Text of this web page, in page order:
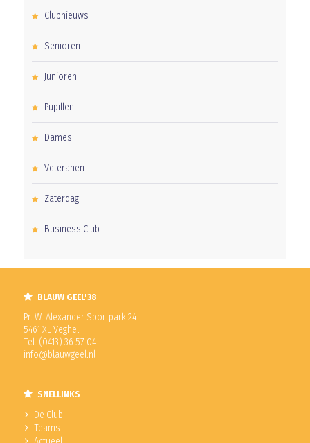
Clubnieuws
Senioren
Junioren
Pupillen
Dames
Veteranen
Zaterdag
Business Club
BLAUW GEEL'38
Pr. W. Alexander Sportpark 24
5461 XL Veghel
Tel. (0413) 36 57 04
info@blauwgeel.nl
SNELLINKS
De Club
Teams